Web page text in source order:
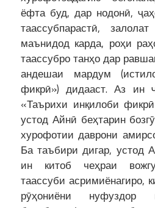
ёфта буд, дар нодонӣ,
таассубпарастӣ,
маънидод карда, роҳи
таассубро танҳо дар
андешаи мардум
фикрӣ») дидааст. Аз ин
«Таърихи инқилоби
устод Айнӣ беҳтарин
хурофотии даврони
Ба таъбири дигар, устод
ин китоб чеҳраи
таассуби асримиёнагиро,
рӯҳониёни нуфуздор